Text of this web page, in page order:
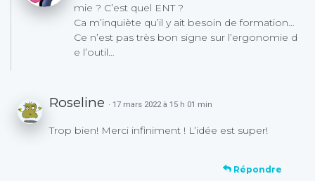
mie ? C’est quel ENT ?
Ca m’inquiète qu’il y ait besoin de formation…
Ce n’est pas très bon signe sur l’ergonomie d
e l’outil…
Roseline · 17 mars 2022 à 15 h 01 min
Trop bien! Merci infiniment ! L’idée est super!
Répondre